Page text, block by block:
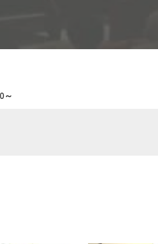
～
ナンス作業を予定しています。
しくお願いいたします。